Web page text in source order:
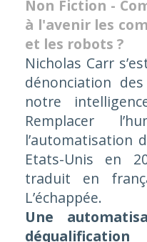
Non Fiction -
à l'avenir les
et les robots ?
Nicholas Carr
dénonciation
notre
Remplacer
l’automatisation
Etats-Unis en
traduit en
L’échappée.
Une
déqualification